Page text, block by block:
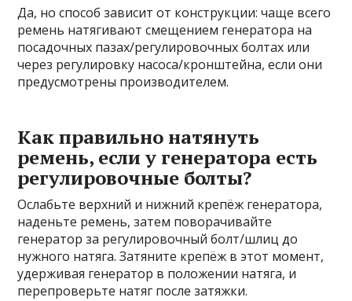
Да, но способ зависит от конструкции: чаще всего
ремень натягивают смещением генератора на
посадочных пазах/регулировочных болтах или
через регулировку насоса/кронштейна, если они
предусмотрены производителем.
Как правильно натянуть
ремень, если у генератора есть
регулировочные болты?
Ослабьте верхний и нижний крепёж генератора,
наденьте ремень, затем поворачивайте
генератор за регулировочный болт/шлиц до
нужного натяга. Затяните крепёж в этот момент,
удерживая генератор в положении натяга, и
перепроверьте натяг после затяжки.